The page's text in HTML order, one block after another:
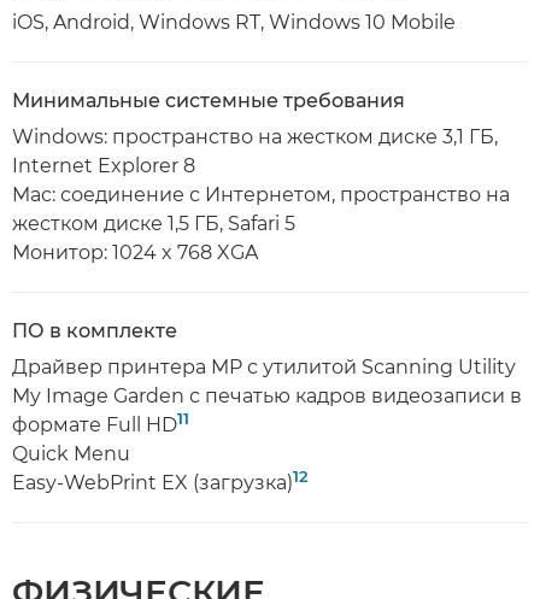
iOS, Android, Windows RT, Windows 10 Mobile
Минимальные системные требования
Windows: пространство на жестком диске 3,1 ГБ,
Internet Explorer 8
Mac: соединение с Интернетом, пространство на
жестком диске 1,5 ГБ, Safari 5
Монитор: 1024 x 768 XGA
ПО в комплекте
Драйвер принтера MP с утилитой Scanning Utility
My Image Garden с печатью кадров видеозаписи в
формате Full HD11
Quick Menu
Easy-WebPrint EX (загрузка)12